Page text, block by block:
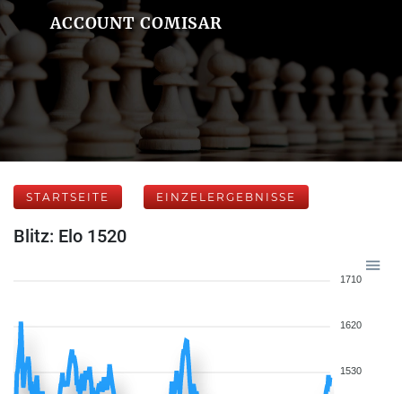
ACCOUNT COMISAR
STARTSEITE EINZELERGEBNISSE
Blitz: Elo 1520
1710
1620
1530